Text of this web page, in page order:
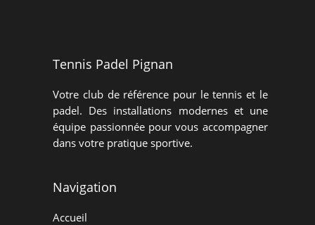
Tennis Padel Pignan
Votre club de référence pour le tennis et le
padel. Des installations modernes et une
équipe passionnée pour vous accompagner
dans votre pratique sportive.
Navigation
Accueil